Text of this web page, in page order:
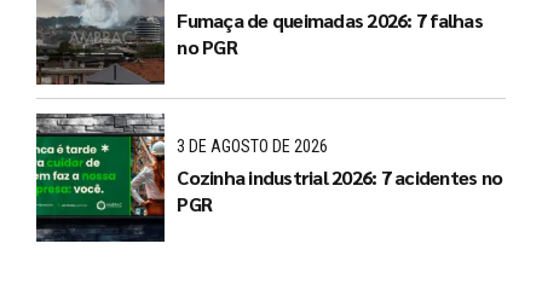
Fumaça de queimadas 2026: 7 falhas
no PGR
3 DE AGOSTO DE 2026
Cozinha industrial 2026: 7 acidentes no
PGR